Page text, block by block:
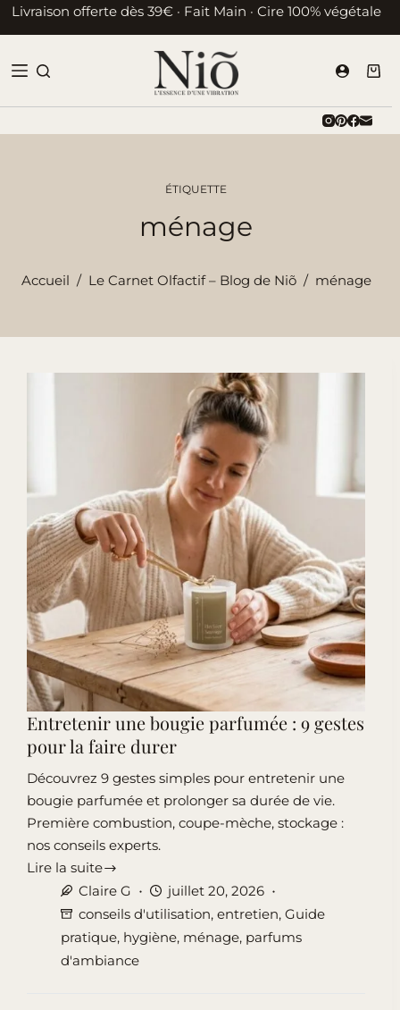
Passer
au
Livraison offerte dès 39€ · Fait Main · Cire 100% végétale
ÉTIQUETTE
ménage
Accueil / Le Carnet Olfactif – Blog de Niõ / ménage
Entretenir une bougie parfumée : 9 gestes
pour la faire durer
Découvrez 9 gestes simples pour entretenir une
bougie parfumée et prolonger sa durée de vie.
Première combustion, coupe-mèche, stockage :
nos conseils experts.
Lire la suite
Entretenir
bougie
parfumée
Claire G
juillet 20, 2026
conseils d'utilisation, entretien, Guide
pratique, hygiène, ménage, parfums
d'ambiance